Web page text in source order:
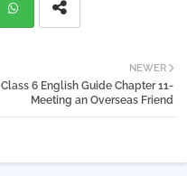
atsa
NEWER
Class 6 English Guide Chapter 11-
Meeting an Overseas Friend